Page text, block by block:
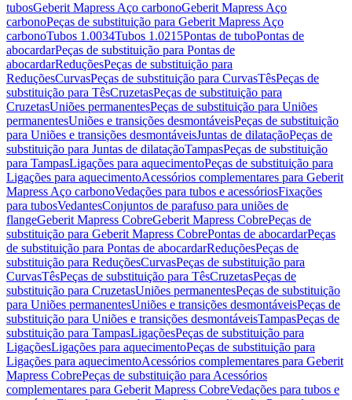
tubosGeberit Mapress Aço carbonoGeberit Mapress Aço
carbonoPeças de substituição para Geberit Mapress Aço
carbonoTubos 1.0034Tubos 1.0215Pontas de tuboPontas de
abocardarPeças de substituição para Pontas de
abocardarReduçõesPeças de substituição para
ReduçõesCurvasPeças de substituição para CurvasTêsPeças de
substituição para TêsCruzetasPeças de substituição para
CruzetasUniões permanentesPeças de substituição para Uniões
permanentesUniões e transições desmontáveisPeças de substituição
para Uniões e transições desmontáveisJuntas de dilataçãoPeças de
substituição para Juntas de dilataçãoTampasPeças de substituição
para TampasLigações para aquecimentoPeças de substituição para
Ligações para aquecimentoAcessórios complementares para Geberit
Mapress Aço carbonoVedações para tubos e acessóriosFixações
para tubosVedantesConjuntos de parafuso para uniões de
flangeGeberit Mapress CobreGeberit Mapress CobrePeças de
substituição para Geberit Mapress CobrePontas de abocardarPeças
de substituição para Pontas de abocardarReduçõesPeças de
substituição para ReduçõesCurvasPeças de substituição para
CurvasTêsPeças de substituição para TêsCruzetasPeças de
substituição para CruzetasUniões permanentesPeças de substituição
para Uniões permanentesUniões e transições desmontáveisPeças de
substituição para Uniões e transições desmontáveisTampasPeças de
substituição para TampasLigaçõesPeças de substituição para
LigaçõesLigações para aquecimentoPeças de substituição para
Ligações para aquecimentoAcessórios complementares para Geberit
Mapress CobrePeças de substituição para Acessórios
complementares para Geberit Mapress CobreVedações para tubos e